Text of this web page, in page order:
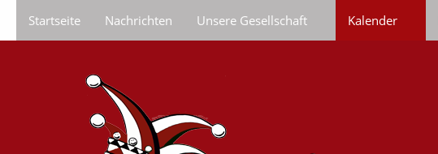
Startseite Nachrichten Unsere Gesellschaft Kalender